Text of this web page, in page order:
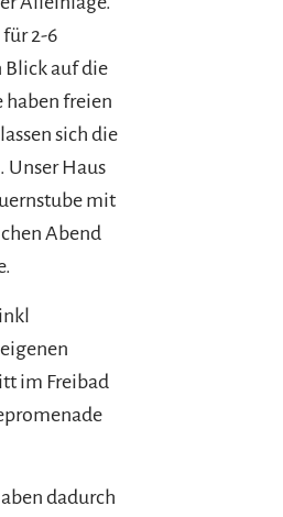
2-6
Blick auf die
haben freien
sich die
Unser Haus
mit
Abend
im Freibad
dadurch